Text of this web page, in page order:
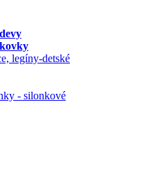
legíny-detské
- silonkové